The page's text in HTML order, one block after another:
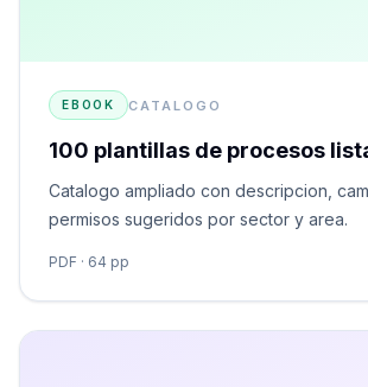
EBOOK CATALOGO
100 plantillas de procesos
Catalogo ampliado con descripcion,
permisos sugeridos por sector y area.
PDF · 64 pp